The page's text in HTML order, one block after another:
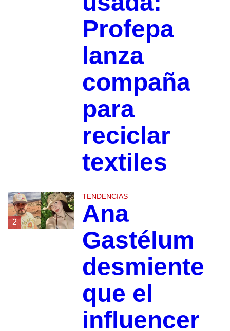
Profepa
lanza
compaña
para
reciclar
textiles
2
TENDENCIAS
Ana
Gastélum
desmiente
que el
influencer